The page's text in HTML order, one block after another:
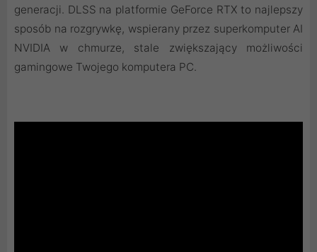
generacji. DLSS na platformie GeForce RTX to najlepszy
sposób na rozgrywkę, wspierany przez superkomputer AI
NVIDIA w chmurze, stale zwiększający możliwości
gamingowe Twojego komputera PC.